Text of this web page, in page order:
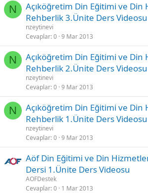
N
Açıköğretim Din Eğitimi ve
Rehberlik 3.Ünite Ders Videosu
nzeytinevi
Cevaplar 0 9 Mar 2013
N
Açıköğretim Din Eğitimi ve
Rehberlik 2.Ünite Ders Videosu
nzeytinevi
Cevaplar 0 9 Mar 2013
N
Açıköğretim Din Eğitimi ve
Rehberlik 1.Ünite Ders Videosu
nzeytinevi
Cevaplar 0 9 Mar 2013
Aöf Din Eğitimi ve Din
Dersi 1.Ünite Ders Videosu
AOFDestek
Cevaplar 0 1 Mar 2013